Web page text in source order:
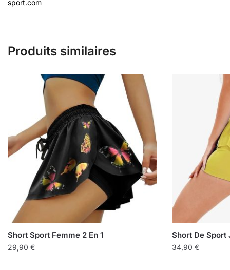
sport.com
Produits similaires
Short Sport Femme 2 En 1
29,90 €
Short De Sport
34,90 €